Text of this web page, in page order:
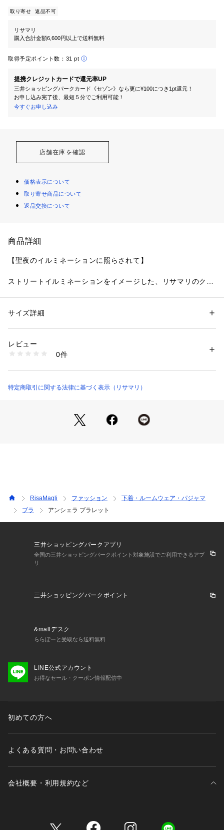
取り寄せ 返品不可
リサマリ
購入合計金額6,600円以上で送料無料
取得予定ポイント数： 31 pt
提携クレジットカードで還元率UP
三井ショッピングパークカード《セゾン》なら更に¥100につき1pt還元！
お申し込み完了後、最短５分でご利用可能！
今すぐお申し込み
店舗在庫を確認
価格表示について
取り寄せ商品について
返品交換について
商品詳細
【聖夜のイルミネーションに照らされて】
ストリートイルミネーションをイメージした、リサマリのクリ
ースは、太めのくっきりとしたステッチのインケミレース手法
リンクした太めのラメ糸をふんだんにほどこして、まるで街を
彩る灯りのようなきらびやかな輝きを演出します。
て背中の開いたお洋服から見せることで、ランジェリーをファ
カラーはイルミネーションが輝く聖夜を連想させるブラック、
クリスマスツリーのような豪華さのグリーン、デイリーに楽し
＜アイテム特徴・着用感＞
ノンワイヤーで楽な着け心地のブラジャーです。圧迫感が無
く、バストに優しく寄り添うようなフィッティング感です。型
も使いやすいアイテムです。
＜サイズ＞
L：バスト 86～94cm（おすすめブラサイズ：B75・C75・D7
求めの方は大きい方のサイズを、フィット感を重視される方は
小さい方のサイズのご購入をおすすめします。
・ワイヤーなし
・ホックなし
・ストラップ長
性別：レディース
素材：ナイロン・ポリエステル・ポリウレタン
商品番号：
N05-59156 （ショップ）
サイズ詳細
レビュー
0件
特定商取引に関する法律に基づく表示（リサマリ）
RisaMagli ファッション
下着・ルームウェア・パジャマ
ブラ
アンシェラ ブラレット
三井ショッピングパークアプリ
全国の三井ショッピングパークポイント対象施設でご利用できるアプ
リ
三井ショッピングパークポイント
&mallデスク
ららぽーと受取なら送料無料
LINE公式アカウント
お得なセール・クーポン情報配信中
初めての方へ
よくある質問・お問い合わせ
会社概要・利用規約など